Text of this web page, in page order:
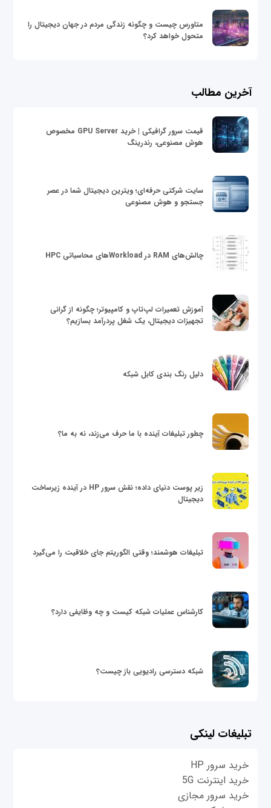
متاورس چیست و چگونه زندگی مردم در جهان دیجیتال را
متحول خواهد کرد؟
آخرین مطالب
قیمت سرور گرافیکی | خرید GPU Server مخصوص
هوش مصنوعی، رندرینگ
سایت شرکتی حرفه‌ای؛ ویترین دیجیتال شما در عصر
جستجو و هوش مصنوعی
چالش‌های RAM در Workloadهای محاسباتی HPC
آموزش تعمیرات لپ‌تاپ و کامپیوتر؛ چگونه از گرانی
تجهیزات دیجیتال، یک شغل پردرآمد بسازیم؟
دلیل رنگ بندی کابل شبکه
چطور تبلیغات آینده با ما حرف می‌زند، نه به ما؟
زیر پوست دنیای داده؛ نقش سرور HP در آینده زیرساخت
دیجیتال
تبلیغات هوشمند؛ وقتی الگوریتم جای خلاقیت را می‌گیرد
کارشناس عملیات شبکه کیست و چه وظایفی دارد؟
شبکه دسترسی رادیویی باز چیست؟
تبلیغات لینکی
خرید سرور HP
خرید اینترنت 5G
خرید سرور مجازی